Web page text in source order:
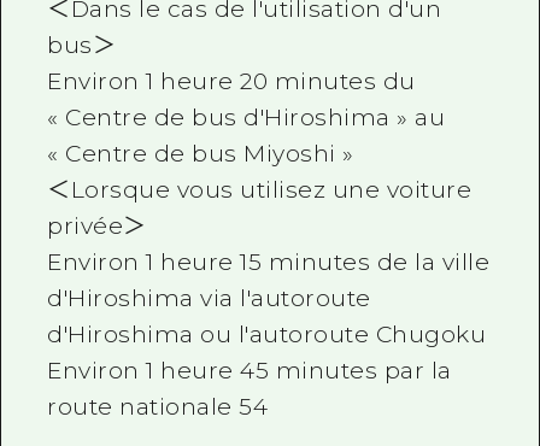
＜Dans le cas de l'utilisation d'un
bus＞
Environ 1 heure 20 minutes du
« Centre de bus d'Hiroshima » au
« Centre de bus Miyoshi »
＜Lorsque vous utilisez une voiture
privée＞
Environ 1 heure 15 minutes de la ville
d'Hiroshima via l'autoroute
d'Hiroshima ou l'autoroute Chugoku
Environ 1 heure 45 minutes par la
route nationale 54